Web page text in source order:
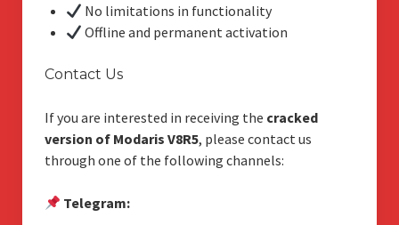
No limitations in functionality
Offline and permanent activation
Contact Us
If you are interested in receiving the cracked
version of Modaris V8R5, please contact us
through one of the following channels:
Telegram: